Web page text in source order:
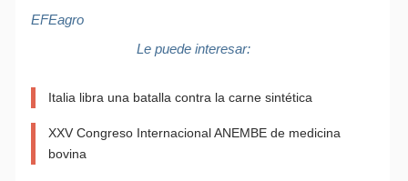
EFEagro
Le puede interesar:
Italia libra una batalla contra la carne sintética
XXV Congreso Internacional ANEMBE de medicina
bovina